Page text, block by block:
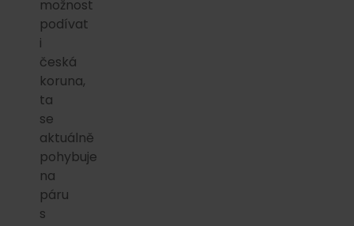
možnost
podívat
i
česká
koruna,
ta
se
aktuálně
pohybuje
na
páru
s